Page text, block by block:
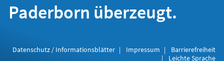
Paderborn überzeugt.
Datenschutz / Informationsblätter Impressum
Barrierefreiheit
Leichte Sprache